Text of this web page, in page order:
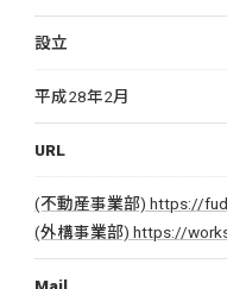
設立
平成28年2月
URL
(不動産事業部) https://
(外構事業部) https://
Mail